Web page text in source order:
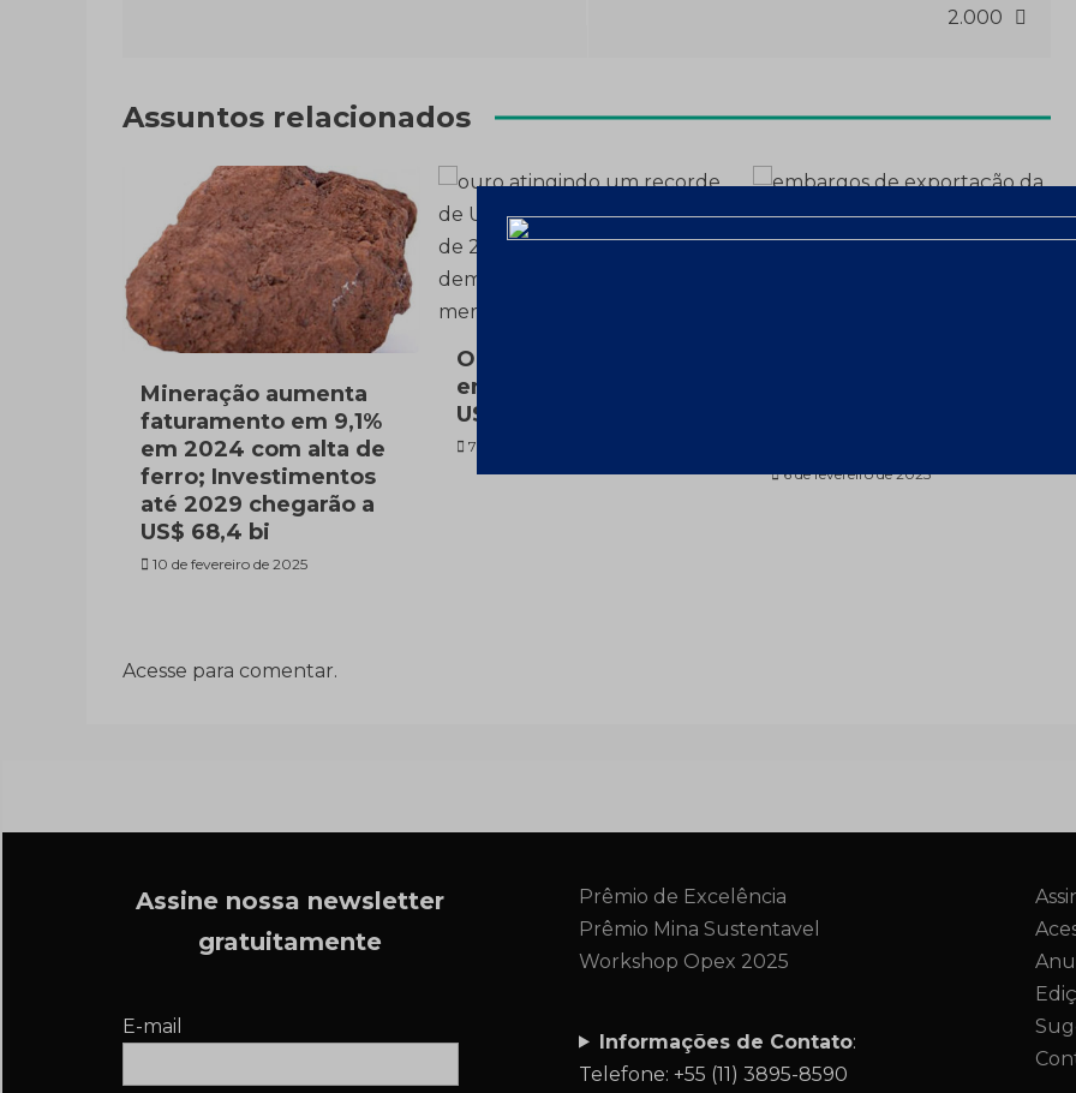
Post
2.000
Assuntos relacionados
Mineração aumenta
faturamento em 9,1%
em 2024 com alta de
ferro; Investimentos
até 2029 chegarão a
US$ 68,4 bi
10 de fevereiro de 2025
Ouro valorizou 26%
em 2024 – a
US$2606,72/oz
7 de fevereiro de 2025
6 de fevereiro de 2025
Acesse para comentar.
Assine nossa newsletter
gratuitamente
E-mail
Prêmio de Excelência
Prêmio Mina Sustentavel
Workshop Opex 2025
Informações de Contato:
Telefone: +55 (11) 3895-8590